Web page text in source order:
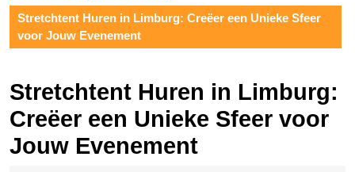
Stretchtent Huren in Limburg: Creëer een Unieke Sfeer
voor Jouw Evenement
Stretchtent Huren in Limburg:
Creëer een Unieke Sfeer voor
Jouw Evenement